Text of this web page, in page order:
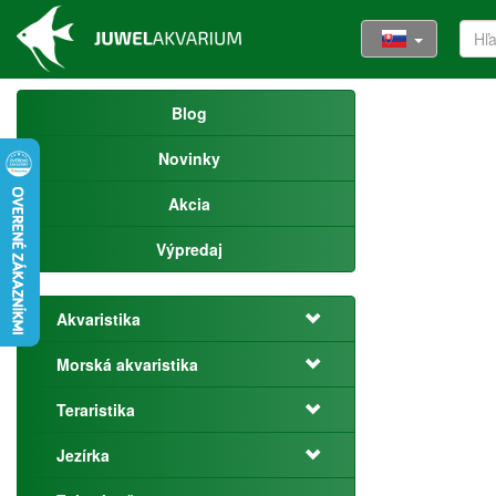
Blog
Novinky
Akcia
Výpredaj
Akvaristika
Morská akvaristika
Teraristika
Jezírka